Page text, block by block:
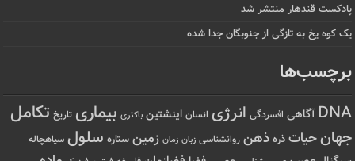
پادکست قندهار منتشر شد
یک کوه یخ به تازگی از جنوبگان جدا شده
برچسب‌ها
DNA آگاهی افسردگی انرژی انسان اینشتین باکتری بیماری تاریخ تکامل
جهانحیات ذره ذهن روانشناسی زبان زمان زمین ستاره سلول سیاهچاله